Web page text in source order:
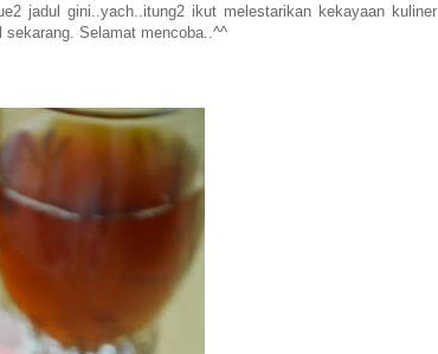
jadul gini..yach..itung2 ikut melestarikan kekayaan kuliner
Selamat mencoba..^^